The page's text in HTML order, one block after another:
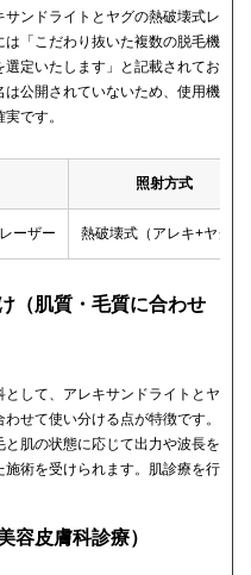
ンドライトとヤグの熱破壊式レ
「こだわり抜いた複数の脱毛機
定いたします」と記載されてお
公開されていないため、使用機
です。
照射方式
ーザー 熱破壊式（アレキ+ヤグ）
（肌質・毛質に合わせ
して、アレキサンドライトとヤ
せて使い分ける点が特徴です。
肌の状態に応じて出力や波長を
術を受けられます。肌診療を行
容皮膚科診療）